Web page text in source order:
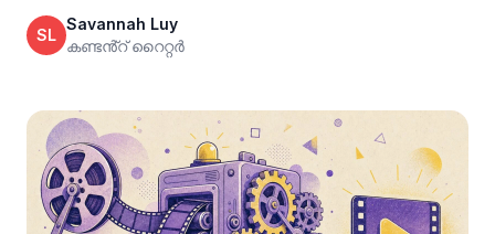
പൂർണ്ണമായ വർക്ക്ഫ്ലോകൾക്കും സ്കെയിലിംഗിനും
SL
Savannah Luy
കണ്ടൻ്റ് റൈറ്റർ